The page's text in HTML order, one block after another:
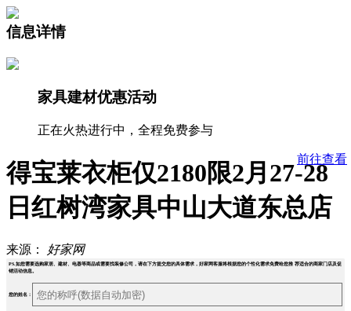
信息详情
家具建材优惠活动
正在火热进行中，全程免费参与
前往查看
得宝莱衣柜仅2180限2月27-28
日红树湾家具中山大道东总店
来源： 好家网
PS.如您需要选购家居、建材、电器等商品或需要找装修公司，请在下方提交您的具体需求，好家网客服将根据您的个性化需求免费给您推 荐适合的商家门店及促
销活动信息。
您的姓名：